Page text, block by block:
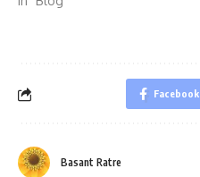
Facebook
Basant Ratre